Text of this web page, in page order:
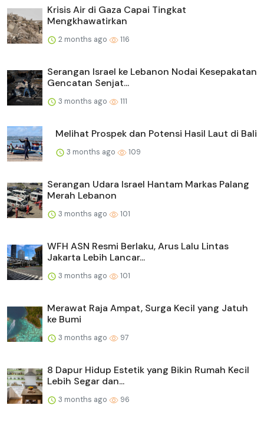
Krisis Air di Gaza Capai Tingkat
Mengkhawatirkan
2 months ago 116
Serangan Israel ke Lebanon Nodai Kesepakatan
Gencatan Senjat...
3 months ago 111
Melihat Prospek dan Potensi Hasil Laut di Bali
3 months ago 109
Serangan Udara Israel Hantam Markas Palang
Merah Lebanon
3 months ago 101
WFH ASN Resmi Berlaku, Arus Lalu Lintas
Jakarta Lebih Lancar...
3 months ago 101
Merawat Raja Ampat, Surga Kecil yang Jatuh
ke Bumi
3 months ago 97
8 Dapur Hidup Estetik yang Bikin Rumah Kecil
Lebih Segar dan...
3 months ago 96